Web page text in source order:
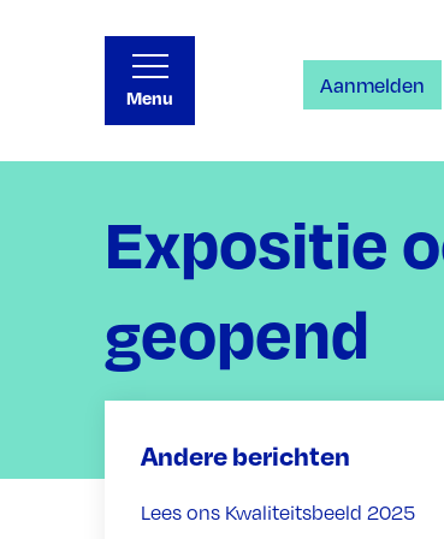
Menu
Aanmelden
Expositie
geopend
Andere berichten
Lees ons Kwaliteitsbeeld 2025